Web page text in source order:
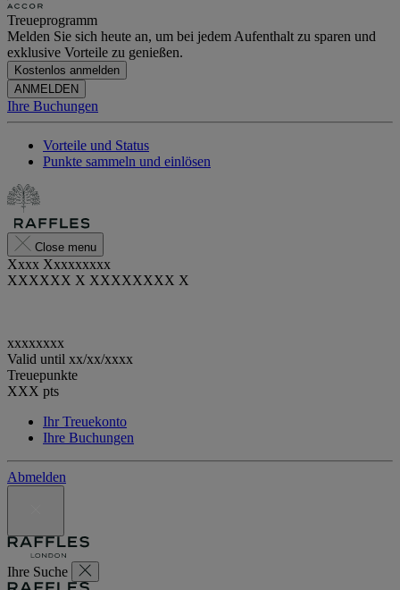
Treueprogramm
Melden Sie sich heute an, um bei jedem Aufenthalt zu sparen und
exklusive Vorteile zu genießen.
Kostenlos anmelden
ANMELDEN
Ihre Buchungen
Vorteile und Status
Punkte sammeln und einlösen
Close menu
Xxxx Xxxxxxxxx
XXXXXX X XXXXXXXX X
xxxxxxxx
Valid until xx/xx/xxxx
Treuepunkte
XXX pts
Ihr Treuekonto
Ihre Buchungen
Abmelden
Ihre Suche